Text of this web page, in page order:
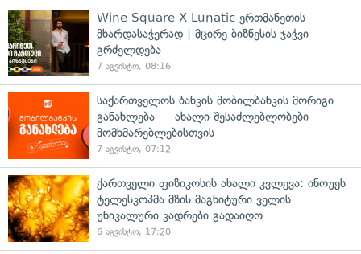
Wine Square X Lunatic ერთმანეთის
მხარდასაჭერად | მცირე ბიზნესის ჯაჭვი
გრძელდება
7 აგვისტო, 08:16
საქართველოს ბანკის მობილბანკის მორიგი
განახლება — ახალი შესაძლებლობები
მომხმარებლებისთვის
7 აგვისტო, 07:12
ქართველი ფიზიკოსის ახალი კვლევა: ინოუეს
ტელესკოპმა მზის მაგნიტური ველის
უნიკალური კადრები გადაიღო
6 აგვისტო, 17:20